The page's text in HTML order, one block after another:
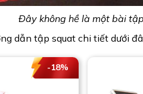
Đây không hề là một bài
dẫn tập squat chi tiết dưới
-18%